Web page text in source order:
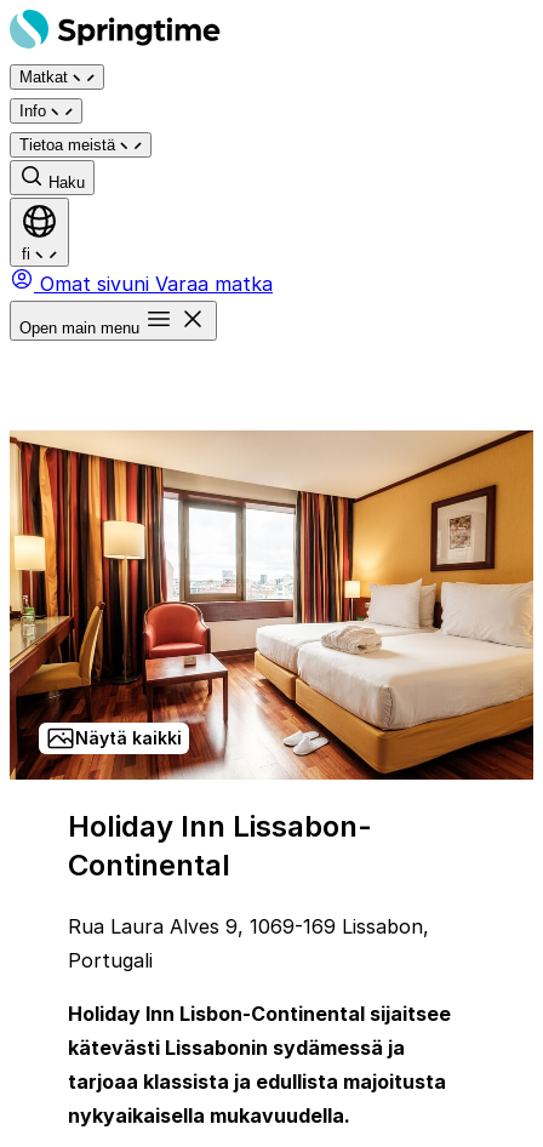
Siirry
sisältöön
Matkat
Info
Tietoa meistä
Haku
fi
Omat sivuni Varaa matka
Open main menu
Näytä kaikki
Holiday Inn Lissabon-
Continental
Rua Laura Alves 9, 1069-169 Lissabon,
Portugali
Holiday Inn Lisbon-Continental sijaitsee
kätevästi Lissabonin sydämessä ja
tarjoaa klassista ja edullista majoitusta
nykyaikaisella mukavuudella.